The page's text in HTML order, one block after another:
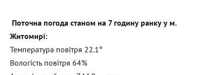
Поточна погода станом на 7 годину ранку у м.
Житомирі:
Температура повітря 22.1°
Вологість повітря 64%